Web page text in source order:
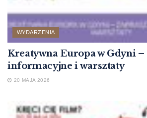
WYDARZENIA
Kreatywna Europa w Gdyni –
informacyjne i warsztaty
20 MAJA 2026